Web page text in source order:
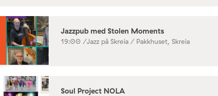
Jazzpub med Stolen Moments
19:00 /Jazz på Skreia / Pakkhuset, Skreia
Soul Project NOLA